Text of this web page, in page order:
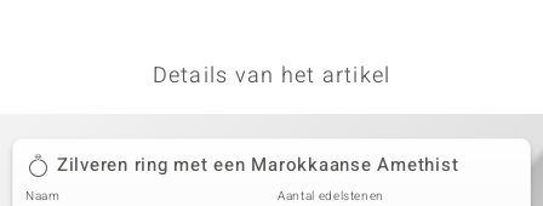
Details van het artikel
Zilveren ring met een Marokkaanse Amethist
Naam Aantal edelstenen